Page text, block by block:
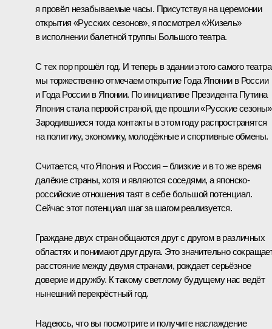
я провёл незабываемые часы. Присутствуя на церемонии
открытия «Русских сезонов», я посмотрел «Жизель»
в исполнении балетной труппы Большого театра.
С тех пор прошёл год. И теперь в здании этого самого театра
мы торжественно отмечаем открытие Года Японии в России
и Года России в Японии. По инициативе Президента Путина
Япония стала первой страной, где прошли «Русские
Зародившиеся тогда контакты в этом году распространятся
на политику, экономику, молодёжные и спортивные обмены.
Считается, что Япония и Россия – близкие и в то же время
далёкие страны, хотя и являются соседями, а японско-
российские отношения таят в себе большой потенциал.
Сейчас этот потенциал шаг за шагом реализуется.
Граждане двух стран общаются друг с другом в различных
областях и понимают друг друга. Это значительно
расстояние между двумя странами, рождает серьёзное
доверие и дружбу. К такому светлому будущему нас ведёт
нынешний перекрёстный год.
Надеюсь, что вы посмотрите и получите наслаждение